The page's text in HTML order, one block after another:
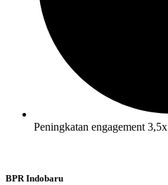
Peningkatan engagement 3,5x
BPR Indobaru